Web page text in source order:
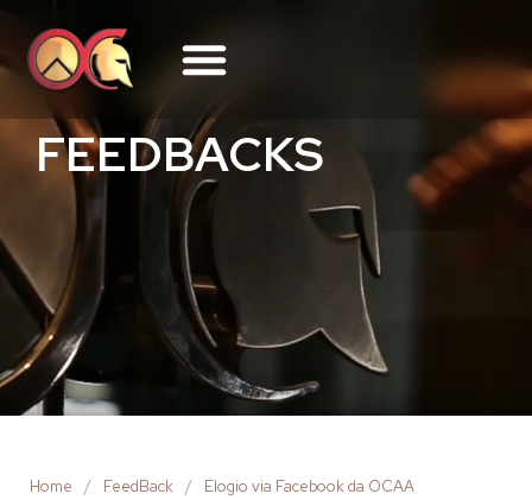
FEEDBACKS
Home / FeedBack / Elogio via Facebook da OCAA